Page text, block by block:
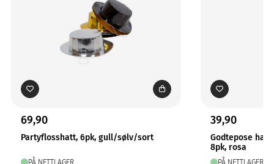
69,90
Partyflosshatt, 6pk, gull/sølv/sort
PÅ NETTLAGER
39,90
Godtepose
8pk, rosa
PÅ NETTLAGER